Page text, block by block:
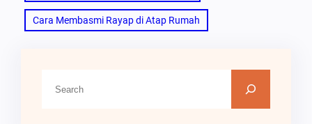
Cara Membasmi Rayap di Atap Rumah